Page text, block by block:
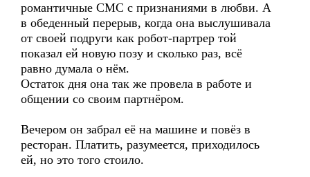
романтичные СМС с признаниями в любви. А
в обеденный перерыв, когда она выслушивала
от своей подруги как робот-партрер той
показал ей новую позу и сколько раз, всё
равно думала о нём.
Остаток дня она так же провела в работе и
общении со своим партнёром.
Вечером он забрал её на машине и повёз в
ресторан. Платить, разумеется, приходилось
ей, но это того стоило.